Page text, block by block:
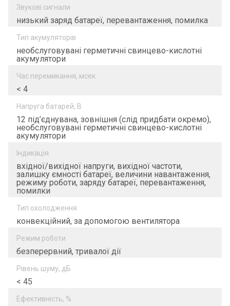
Звукові сигнали
низький заряд батареї, перевантаження, помилка
Тип акумуляторів
необслуговувані герметичні свинцево-кислотні
акумулятори
Час перемикання, мсек
< 4
Напруга батарей, В
12 під’єднувана, зовнішня (слід придбати окремо),
необслуговувані герметичні свинцево-кислотні
акумулятори
Індикація
вхідної/вихідної напруги, вихідної частоти,
залишку ємності батареї, величини навантаження,
режиму роботи, заряду батареї, перевантаження,
помилки
Тип охолодження
конвекційний, за допомогою вентилятора
Режим роботи
безперервний, тривалої дії
Рівень шуму, дБ
< 45
Ефективність, %